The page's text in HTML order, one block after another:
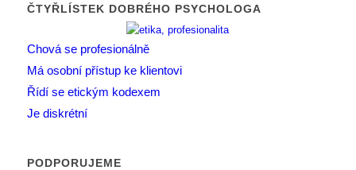
ČTYŘLÍSTEK DOBRÉHO PSYCHOLOGA
Chová se profesionálně
Má osobní přístup ke klientovi
Řídí se etickým kodexem
Je diskrétní
PODPORUJEME